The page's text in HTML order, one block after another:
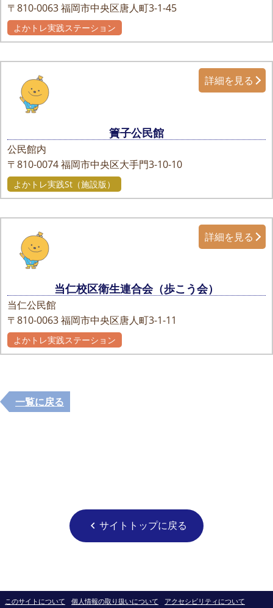
〒810-0063福岡市中央区唐人町3-1-45
よかトレ実践ステーション
簀子公民館
公民館内
〒810-0074福岡市中央区大手門3-10-10
詳細を見る
よかトレ実践St（施設版）
当仁校区衛生連合会（歩こう会）
当仁公民館
〒810-0063福岡市中央区唐人町3-1-11
詳細を見る
よかトレ実践ステーション
一覧に戻る
chevron_left サイトトップに戻る
このサイトについて 個人情報の取り扱いについて アクセシビリティについて